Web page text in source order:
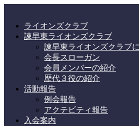
ライオンズクラブ
諫早東ライオンズクラブ
諫早東ライオンズクラブ
会長スローガン
会員メンバーの紹介
歴代３役の紹介
活動報告
例会報告
アクテビティ報告
入会案内